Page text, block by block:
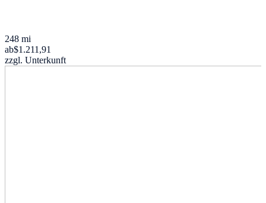
248 mi
ab$1.211,91
zzgl. Unterkunft